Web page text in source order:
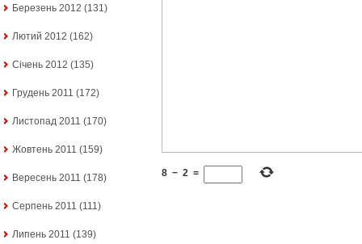
Березень 2012 (131)
Лютий 2012 (162)
Січень 2012 (135)
Грудень 2011 (172)
Листопад 2011 (170)
Жовтень 2011 (159)
Вересень 2011 (178)
Серпень 2011 (111)
Липень 2011 (139)
8 − 2 =